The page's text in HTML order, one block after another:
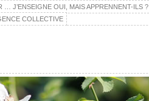
… J’ENSEIGNE OUI, MAIS APPRENNENT-ILS ?
COLLECTIVE